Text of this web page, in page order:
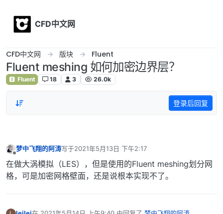
CFD中文网
CFD中文网 版块 Fluent
Fluent meshing 如何加密边界层？
Fluent 18 3 26.0k
登录后回复
梦中飞翔的阿涛写于2021年5月13日 下午2:17
最后由 编辑
在做大涡模拟（LES），但是使用的Fluent meshing划分网
格，可是加密网格壁面，还是说根本实现不了。